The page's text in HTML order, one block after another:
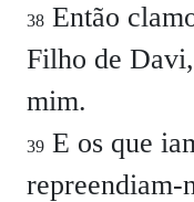
38 Então
Filho de
mim.
39 E os que
repreendiam-